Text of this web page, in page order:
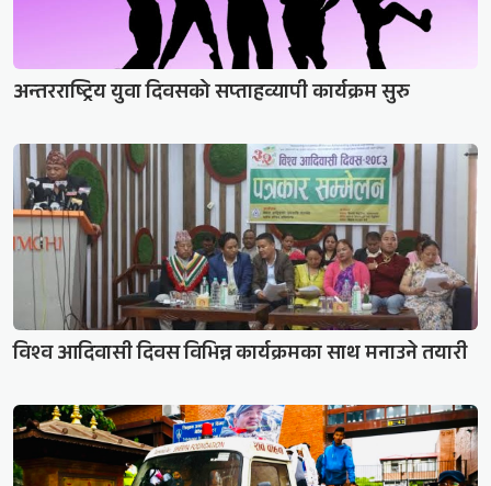
अन्तरराष्ट्रिय युवा दिवसको सप्ताहव्यापी कार्यक्रम सुरु
विश्व आदिवासी दिवस विभिन्न कार्यक्रमका साथ मनाउने तयारी